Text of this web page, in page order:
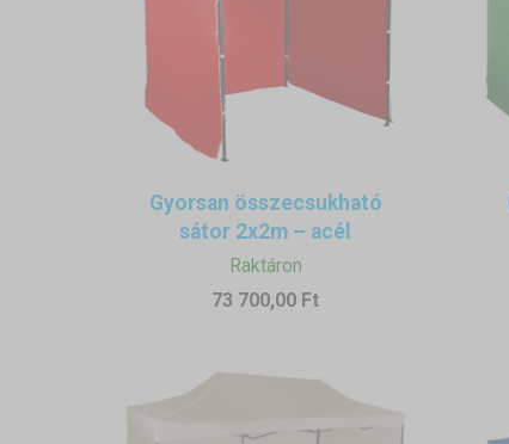
Az ollós/harmonika
kivitelezhető. Nincs
víznehezékkel rögzítheti.
Összecsomagolva az
Gyorsan összecsukható
sátor 2x2m – acél
Raktáron
73 700,00 Ft